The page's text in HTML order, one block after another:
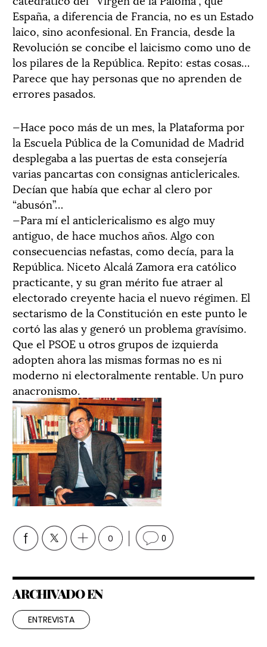
España, a diferencia de Francia, no es un Estado
laico, sino aconfesional. En Francia, desde la
Revolución se concibe el laicismo como uno de
los pilares de la República. Repito: estas cosas…
Parece que hay personas que no aprenden de
errores pasados.
—Hace poco más de un mes, la Plataforma por
la Escuela Pública de la Comunidad de Madrid
desplegaba a las puertas de esta consejería
varias pancartas con consignas anticlericales.
Decían que había que echar al clero por
“abusón”…
—Para mí el anticlericalismo es algo muy
antiguo, de hace muchos años. Algo con
consecuencias nefastas, como decía, para la
República. Niceto Alcalá Zamora era católico
practicante, y su gran mérito fue atraer al
electorado creyente hacia el nuevo régimen. El
sectarismo de la Constitución en este punto le
cortó las alas y generó un problema gravísimo.
Que el PSOE u otros grupos de izquierda
adopten ahora las mismas formas no es ni
moderno ni electoralmente rentable. Un puro
anacronismo.
0 0
ARCHIVADO EN
ENTREVISTA